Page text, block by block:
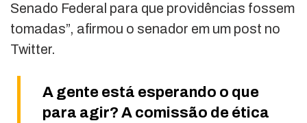
Senado Federal para que providências fossem
tomadas”, afirmou o senador em um post no
Twitter.
A gente está esperando o que
para agir? A comissão de ética